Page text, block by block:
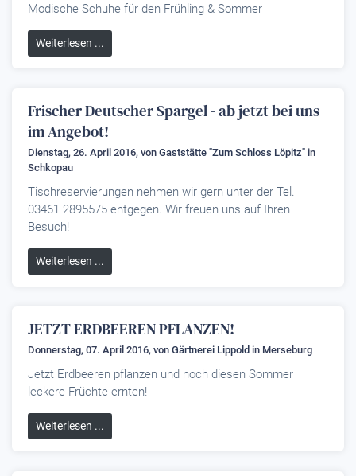
Modische Schuhe für den Frühling & Sommer
Weiterlesen ...
Frischer Deutscher Spargel - ab jetzt bei uns
im Angebot!
Dienstag, 26. April 2016, von Gaststätte "Zum Schloss Löpitz" in
Schkopau
Tischreservierungen nehmen wir gern unter der Tel.
03461 2895575 entgegen. Wir freuen uns auf Ihren
Besuch!
Weiterlesen ...
JETZT ERDBEEREN PFLANZEN!
Donnerstag, 07. April 2016, von Gärtnerei Lippold in Merseburg
Jetzt Erdbeeren pflanzen und noch diesen Sommer
leckere Früchte ernten!
Weiterlesen ...